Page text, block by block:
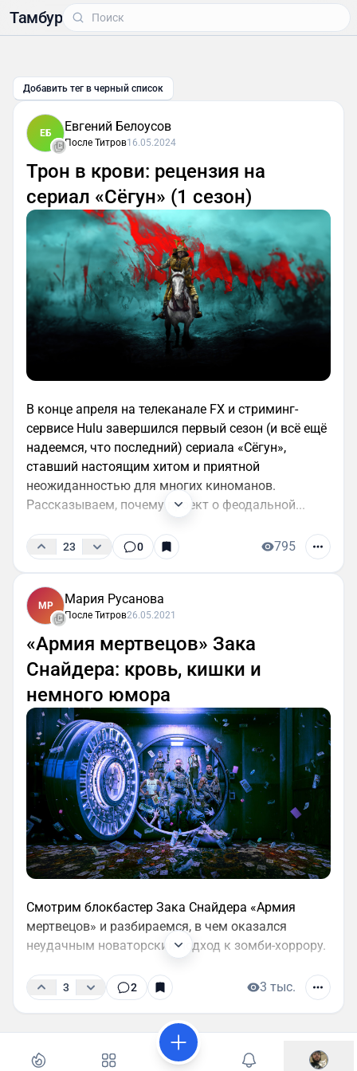
Тамбур
Добавить тег в черный список
ЕБ Евгений Белоусов
После Титров16.05.2024
Трон в крови: рецензия на
сериал «Сёгун» (1 сезон)
В конце апреля на телеканале FX и стриминг-
сервисе Hulu завершился первый сезон (и всё ещё
надеемся, что последний) сериала «Сёгун»,
ставший настоящим хитом и приятной
неожиданностью для многих киноманов.
Рассказываем, почему проект о феодальной...
23 0 795
МР Мария Русанова
После Титров26.05.2021
«Армия мертвецов» Зака
Снайдера: кровь, кишки и
немного юмора
Смотрим блокбастер Зака Снайдера «Армия
мертвецов» и разбираемся, в чем оказался
неудачным новаторский подход к зомби-хоррору.
3 2 3 тыс.